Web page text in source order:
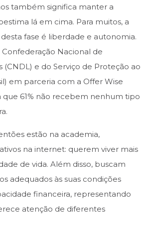
também significa manter a
lá em cima. Para muitos, a
fase é liberdade e autonomia.
Confederação Nacional de
(CNDL) e do Serviço de Proteção ao
em parceria com a Offer Wise
que 61% não recebem nenhum tipo
estão na academia,
na internet: querem viver mais
de vida. Além disso, buscam
adequados às suas condições
financeira, representando
atenção de diferentes